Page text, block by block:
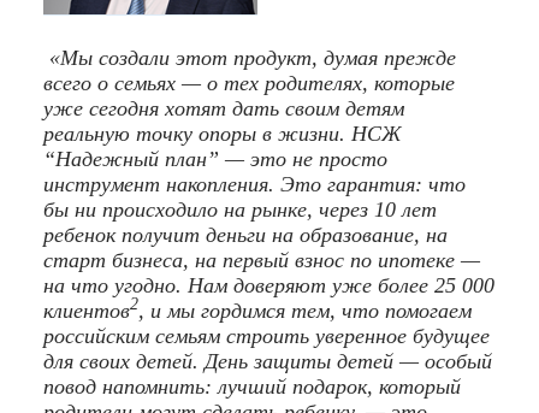
«Мы создали этот продукт, думая прежде
всего о семьях — о тех родителях, которые
уже сегодня хотят дать своим детям
реальную точку опоры в жизни. НСЖ
“Надежный план” — это не просто
инструмент накопления. Это гарантия: что
бы ни происходило на рынке, через 10 лет
ребенок получит деньги на образование, на
старт бизнеса, на первый взнос по ипотеке —
на что угодно. Нам доверяют уже более 25 000
клиентов2, и мы гордимся тем, что помогаем
российским семьям строить уверенное будущее
для своих детей. День защиты детей — особый
повод напомнить: лучший подарок, который